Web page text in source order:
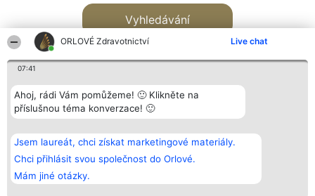
ORLOVÉ Zdravotnictví Live chat
07:41
Ahoj, rádi Vám pomůžeme! 🙂 Klikněte na
příslušnou téma konverzace! 🙂
Jsem laureát, chci získat marketingové materiály.
Chci přihlásit svou společnost do Orlové.
Mám jiné otázky.
Vyhledávání
Bright Side Solutions sp. z o.
o. sp. k.
ul. Ruska 22
Wrocław 50-079
KRS 0000749100 | Regon
381313360 | NIP 8943132676
Vítězové
Seznam všech
laureátů
Zásady
Zásady
Kontakt